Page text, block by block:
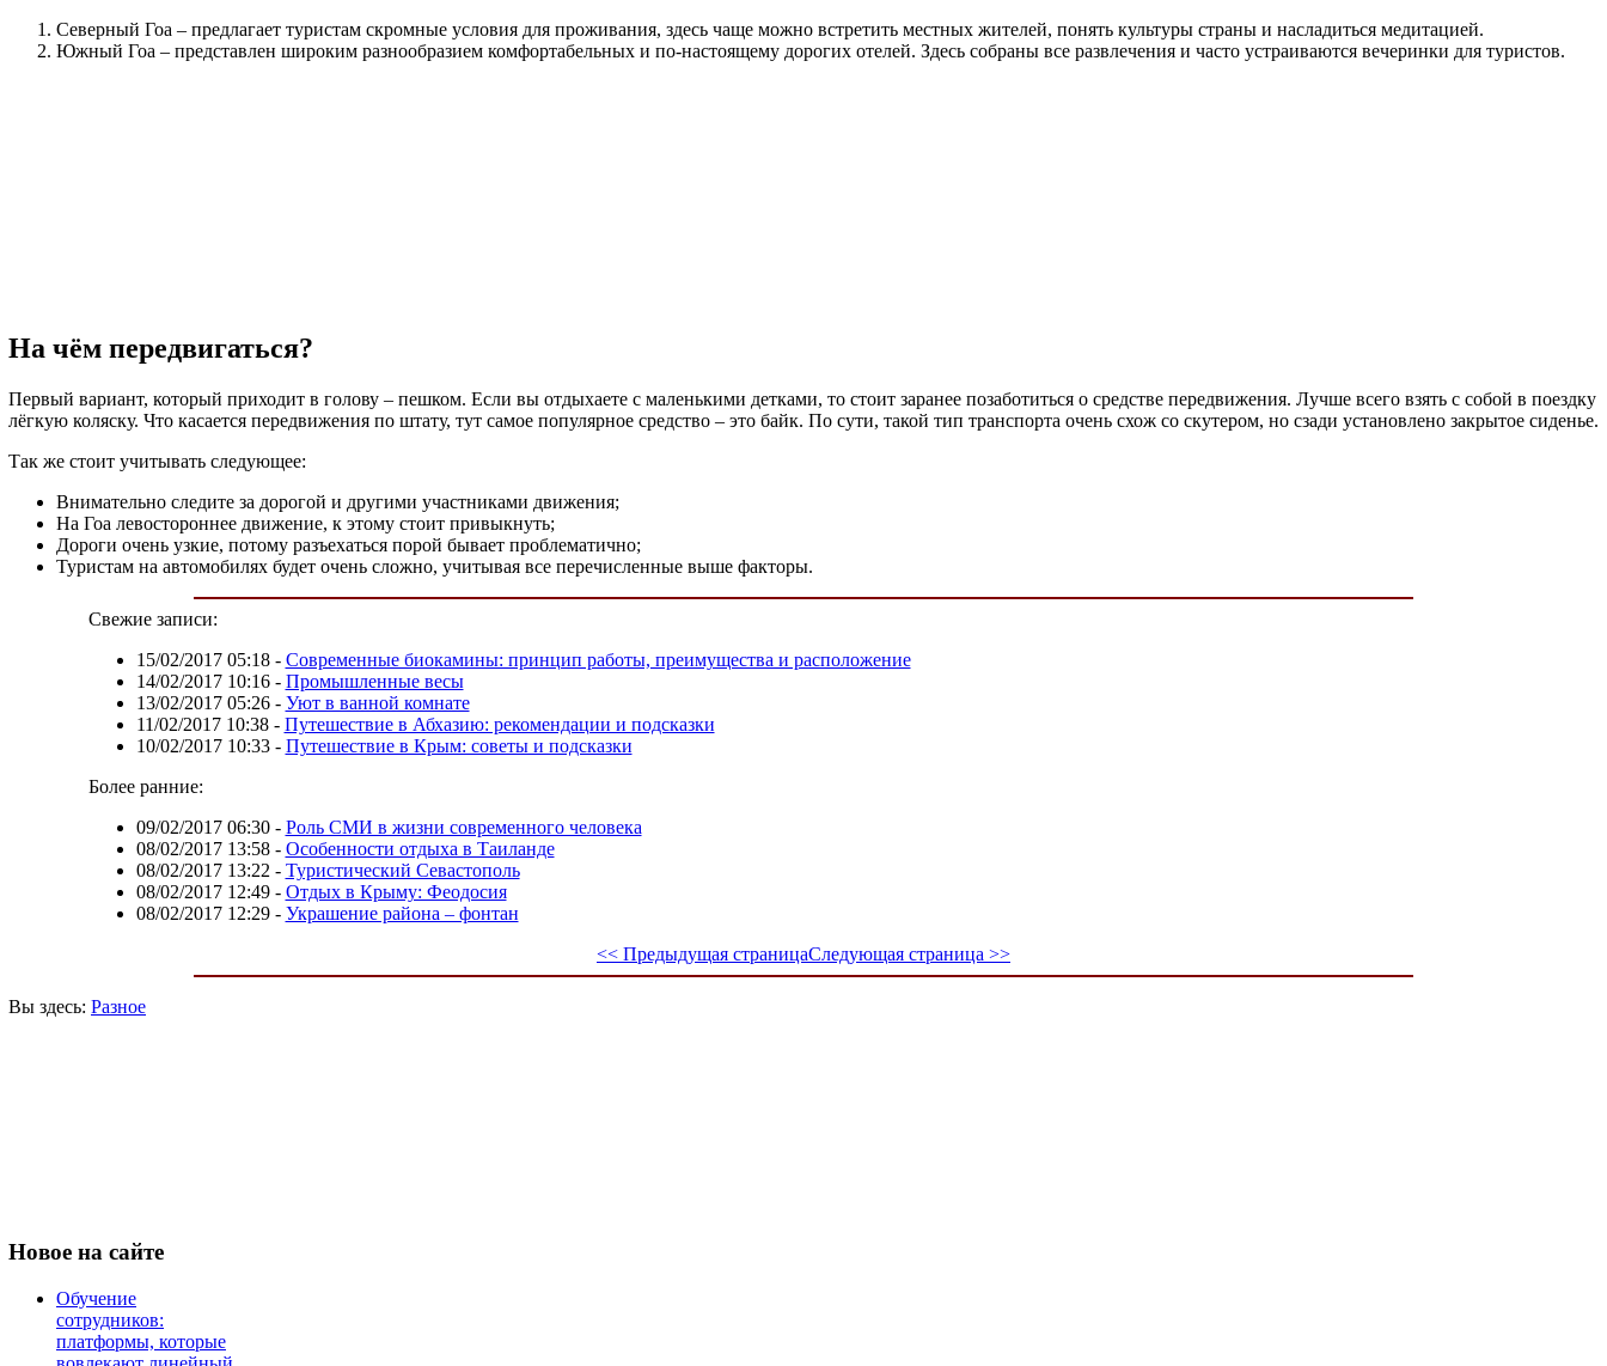
Северный Гоа – предлагает туристам скромные условия для проживания, здесь чаще можно встретить местных жителей, понять культуры страны и насладиться медитацией.
Южный Гоа – представлен широким разнообразием комфортабельных и по-настоящему дорогих отелей. Здесь собраны все развлечения и часто устраиваются вечеринки для туристов.
На чём передвигаться?
Первый вариант, который приходит в голову – пешком. Если вы отдыхаете с маленькими детками, то стоит заранее позаботиться о средстве передвижения. Лучше всего взять с собой в поездку
лёгкую коляску. Что касается передвижения по штату, тут самое популярное средство – это байк. По сути, такой тип транспорта очень схож со скутером, но сзади установлено закрытое сиденье.
Так же стоит учитывать следующее:
Внимательно следите за дорогой и другими участниками движения;
На Гоа левостороннее движение, к этому стоит привыкнуть;
Дороги очень узкие, потому разъехаться порой бывает проблематично;
Туристам на автомобилях будет очень сложно, учитывая все перечисленные выше факторы.
Свежие записи:
15/02/2017 05:18- Современные биокамины: принцип работы, преимущества и расположение
14/02/2017 10:16- Промышленные весы
13/02/2017 05:26- Уют в ванной комнате
11/02/2017 10:38- Путешествие в Абхазию: рекомендации и подсказки
10/02/2017 10:33- Путешествие в Крым: советы и подсказки
Более ранние:
09/02/2017 06:30- Роль СМИ в жизни современного человека
08/02/2017 13:58- Особенности отдыха в Таиланде
08/02/2017 13:22 - Туристический Севастополь
08/02/2017 12:49- Отдых в Крыму: Феодосия
08/02/2017 12:29- Украшение района – фонтан
<< Предыдущая страницаСледующая страница >>
Вы здесь: Разное
Новое на сайте
Обучение
сотрудников:
платформы, которые